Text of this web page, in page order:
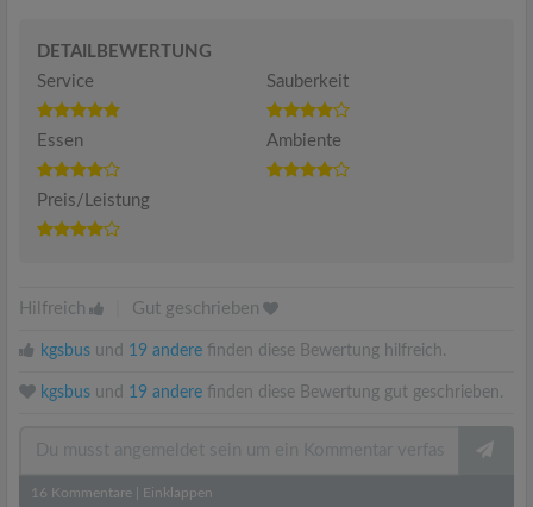
DETAILBEWERTUNG
Service
Sauberkeit
Essen Ambiente
Preis/Leistung
Hilfreich Gut geschrieben
kgsbus und 19 andere finden diese Bewertung hilfreich.
kgsbus und 19 andere finden diese Bewertung gut geschrieben.
16 Kommentare Einklappen